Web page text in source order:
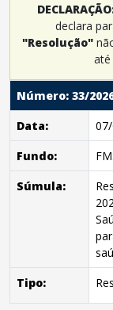
declara
"Resolução"
até
Número: 33/
Data:
Fundo:
Súmula:
Tipo: